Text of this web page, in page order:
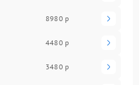
8980 р
4480 р
3480 р